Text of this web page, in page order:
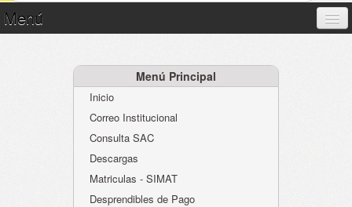
Menú
Atención al Ciudadano
Instituciones Educativas
Despacho Secretaría
Menú Principal
Inicio
Correo Institucional
Consulta SAC
Descargas
Matriculas - SIMAT
Desprendibles de Pago